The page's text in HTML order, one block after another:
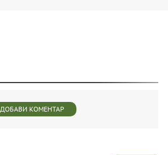
ДОБАВИ КОМЕНТАР